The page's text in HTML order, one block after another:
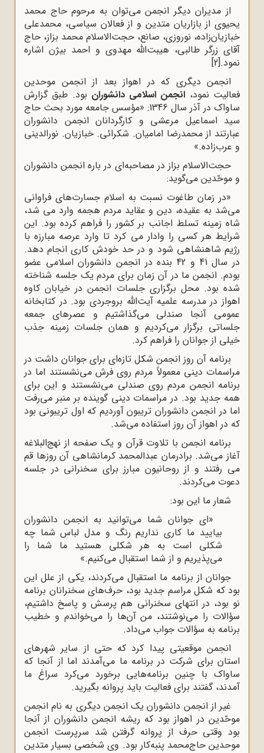
از مدیران دیگر انجمن می‌توان به مرحوم حاج‌ محمد
یحیوی از بازاریان متدین و از فعالان سیاسی، محمدعلی
خبازیان‌زاده، نوروزی، صانع، حجت‌الاسلام محمد بزاز، حاج
آقای زرگر طالبی، هیبت‌الله مهدوی و احمد بیژن اشاره
نمود.[2]
انجمن دیگری که در اهواز بعد از انجمن موحدین
فعالیت نمود، انجمن اسلامی دانشوران بود. طبق گزارش
ساواک در آذر سال 1346: «‌مؤسس جامعه مورد بحث حاج
‌سید اسماعیل مرعشی و کارگردانان انجمن دانشوران
عبارتند از محمدرضا امامیان. شکرائی. خبازیان. نورالدینی
و عرب‌زاده.»
حجت‌الاسلام بزاز در مصاحبه‌ای در باره انجمن دانشوران
و موحّدین می‌گوید:
«در زمان طاغوت نسبت به اسلام جسارت‌های فراوانی
می‌شد به عقیده، دین و عقاید مردم هجمه وارد می شد،
شاه زمینه تسلط اجانب بر کشور را فراهم کرده بود. این
شرایط هر کسی را وادار می کرد تا وارد عرصه مبارزه با
رژیم شاهنشاهی شود و در حد خودش کاری انجام دهد.
در سال 41 و 42 بنده در انجمن دانشوران اسلامی عضو
بودم. انجمن ما در آن زمان برای مردم یک جلسه شناخته
شده بود. محل برگزاری جلسات انجمن در خیابان کاوه
اهواز در مدرسه علمیه آیت‌الله بروجردی بود. در کتابخانه
عمومی آنجا صندلی می‌گذاشتیم و عصرهای جمعه
جلساتی برگزار می‌کردیم و همان جلسات زمینه جذب
خیلی از جوانان را فراهم کرد.
برنامه آن روز انجمن شکل تازه‌ای برای جوانان داشت در
مراسمات دینی معمولاً مردم روی فرش می‌نشستند اما در
برنامه انجمن مردم روی صندلی می‌نشستند و این برای
همه جدید بود. در مراسمات دینی گوینده بر منبر می‌رفت
اما در انجمن دانشوران تریبون آوردیم که اول تریبونی بود
که در اهواز آن روز استفاده می‌شد.
برنامه انجمن با تلاوت قرآن و یک صفحه از نهج‌البلاغه
آغاز می‌شد. برادرمان عبدالمحمد کرمانشاهی آن روزها قم
می رفتند و از روحانیون مبارز برای سخنرانی در جلسه
دعوت می‌کردند.
شعار ما این بود:
«ای جوانان شما می‌توانید به انجمن دانشوران
بیایید ما کاری نداریم رنگ و مدل لباس شما چه
شکلی است به هر شکلی هستید ما شما را
می‌پذیریم و از شما استقبال می‌کنیم.»
جوانان از برنامه ما استقبال می‌کردند، یکی از علل این
بود که شکل مراسم جدید بود، حرف‌های سخنرانان برنامه
نو بود، در انتهای سخنرانی هم پرسش و پاسخ داشتیم،
سؤالات را می‌نوشتند، من آن‌ها را می‌خواندم و خطیب
برنامه به سؤالات جواب می‌داد.
انجمن موقعیتی پیدا کرد که حتی از سایر شهرهای
استان برای شرکت در برنامه ما می‌آمدند اما از آنجا که
ساواک با چنین برنامه‌هایی برخورد می‌کرد سراغ ما
آمدند، گفتند برای فعالیت باید پروانه بگیرید.
غیر از انجمن دانشوران یک انجمن دیگری به نام انجمن
موحّدین در اهواز بود که ریشه انجمن دانشوران از آنجا
بود وقتی حرف از پروانه گرفتن شد سرپرست انجمن
موحدین حاج‌محمد پنبه‌کار بود. وی شخصی بسیار متدین